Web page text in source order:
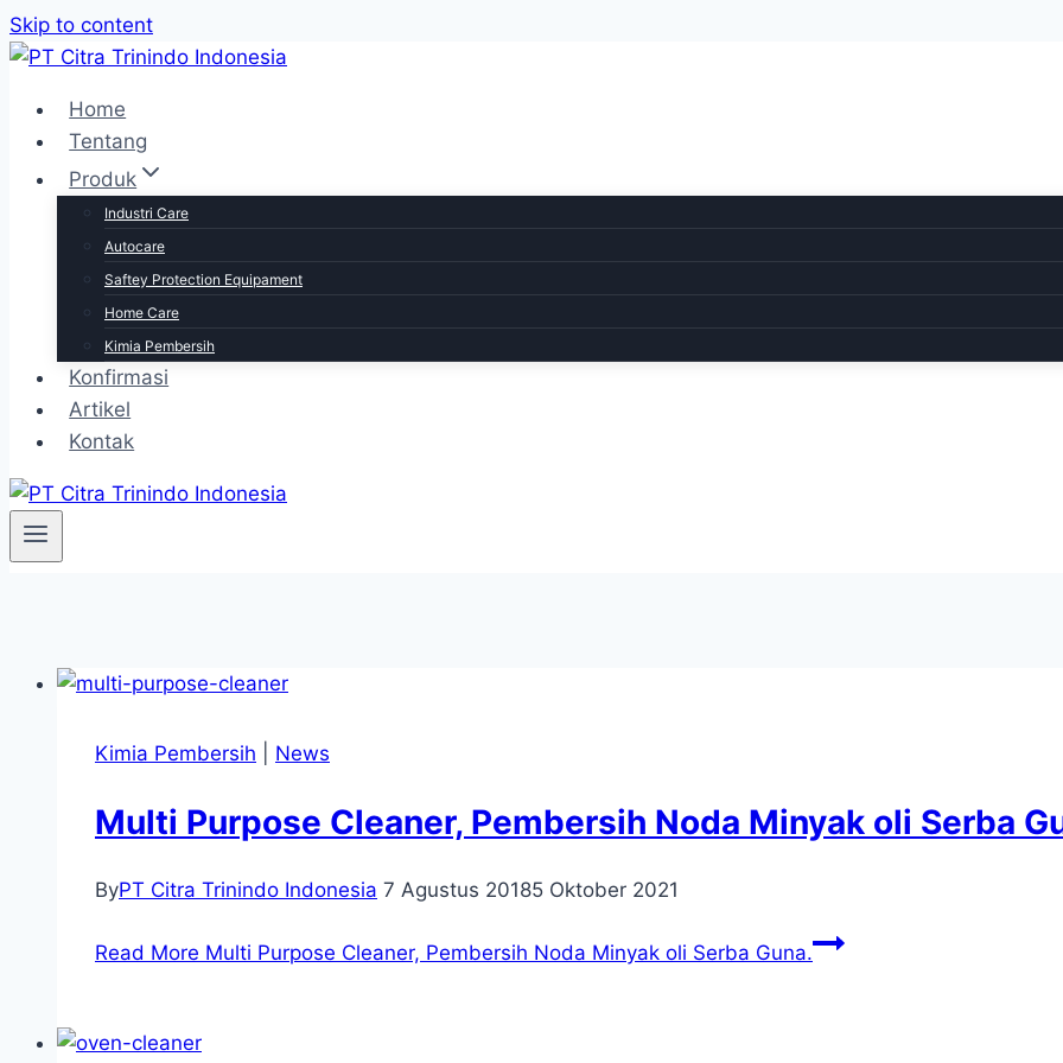
Skip to content
Home
Tentang
Produk
Industri Care
Autocare
Saftey Protection Equipament
Home Care
Kimia Pembersih
Konfirmasi
Artikel
Kontak
Kimia Pembersih News
Multi Purpose Cleaner, Pembersih Noda Minyak oli Serba
ByPT Citra Trinindo Indonesia 7 Agustus 20185 Oktober 2021
Read More Multi Purpose Cleaner, Pembersih Noda Minyak oli Serba Guna.